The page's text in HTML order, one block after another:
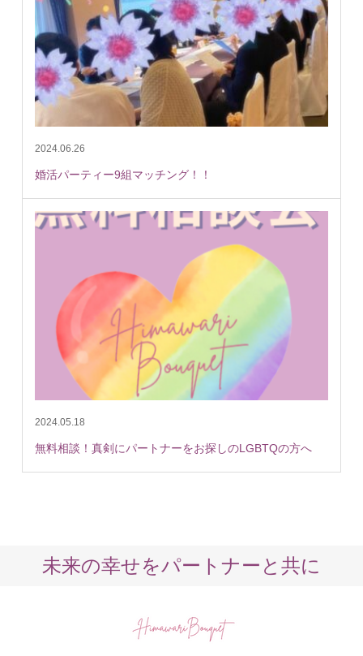
2024.06.26
婚活パーティー9組マッチング！！
2024.05.18
無料相談！真剣にパートナーをお探しのLGBTQの方へ
未来の幸せをパートナーと共に